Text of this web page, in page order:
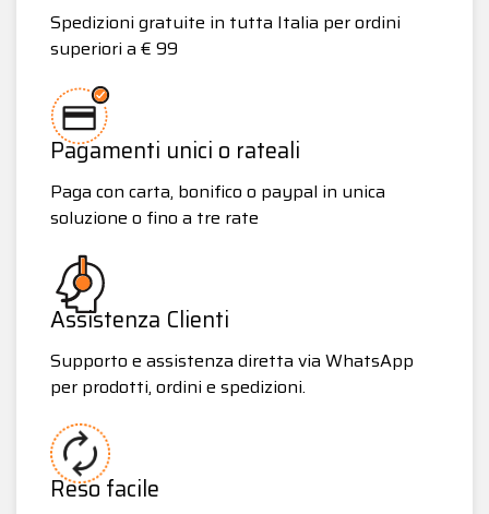
Spedizioni gratuite in tutta Italia per ordini
superiori a € 99
Pagamenti unici o rateali
Paga con carta, bonifico o paypal in unica
soluzione o fino a tre rate
Assistenza Clienti
Supporto e assistenza diretta via WhatsApp
per prodotti, ordini e spedizioni.
Reso facile